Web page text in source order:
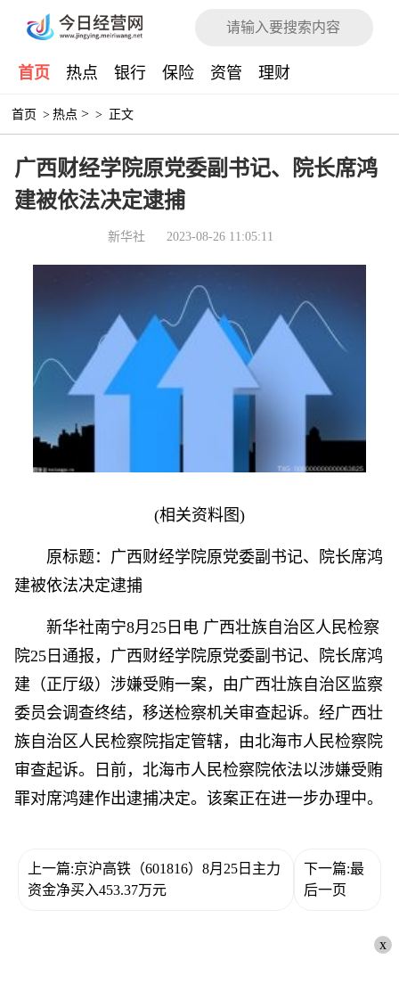
首页 热点 银行 保险 资管 理财
首页 > 热点 > > 正文
广西财经学院原党委副书记、院长席鸿
建被依法决定逮捕
新华社 2023-08-26 11:05:11
(相关资料图)
原标题：广西财经学院原党委副书记、院长席鸿
建被依法决定逮捕
新华社南宁8月25日电 广西壮族自治区人民检察
院25日通报，广西财经学院原党委副书记、院长席鸿
建（正厅级）涉嫌受贿一案，由广西壮族自治区监察
委员会调查终结，移送检察机关审查起诉。经广西壮
族自治区人民检察院指定管辖，由北海市人民检察院
审查起诉。日前，北海市人民检察院依法以涉嫌受贿
罪对席鸿建作出逮捕决定。该案正在进一步办理中。
上一篇:京沪高铁（601816）8月25日主力
资金净买入453.37万元
下一篇:最
后一页
x